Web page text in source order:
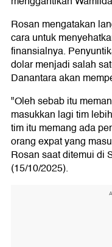
Rosan mengatakan
cara untuk
finansialnya.
dolar menjadi salah
Danantara akan
"Oleh sebab itu
masukkan lagi tim
tim itu memang ada
orang expat yang
Rosan saat ditemui di
(15/10/2025).